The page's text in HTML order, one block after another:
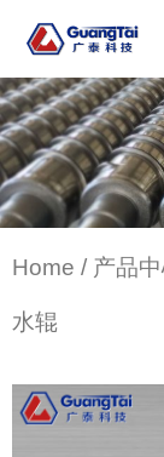
Home / 产品
水辊